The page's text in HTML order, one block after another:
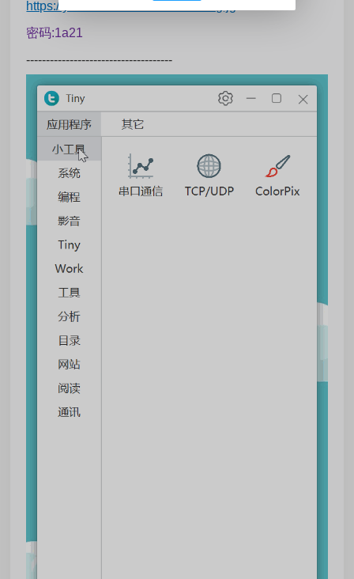
https://yueblx.lanzouu.com/b0mc3gijg
密码:1a21
-------------------------------------